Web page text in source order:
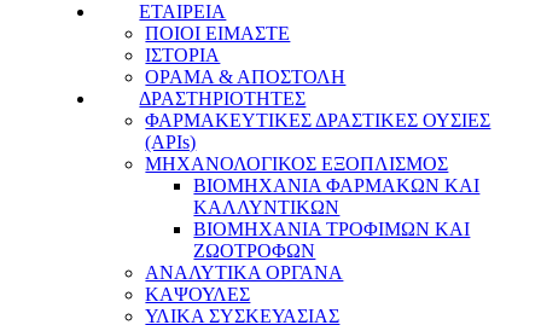
ΕΤΑΙΡΕΙΑ
ΠΟΙΟΙ ΕΙΜΑΣΤΕ
ΙΣΤΟΡΙΑ
ΟΡΑΜΑ & ΑΠΟΣΤΟΛΗ
ΔΡΑΣΤΗΡΙΟΤΗΤΕΣ
ΦΑΡΜΑΚΕΥΤΙΚΕΣ ΔΡΑΣΤΙΚΕΣ ΟΥΣΙΕΣ
(APIs)
ΜΗΧΑΝΟΛΟΓΙΚΟΣ ΕΞΟΠΛΙΣΜΟΣ
ΒΙΟΜΗΧΑΝΙΑ ΦΑΡΜΑΚΩΝ ΚΑΙ
ΚΑΛΛΥΝΤΙΚΩΝ
ΒΙΟΜΗΧΑΝΙΑ ΤΡΟΦΙΜΩΝ ΚΑΙ
ΖΩΟΤΡΟΦΩΝ
ΑΝΑΛΥΤΙΚΑ ΟΡΓΑΝΑ
ΚΑΨΟΥΛΕΣ
ΥΛΙΚΑ ΣΥΣΚΕΥΑΣΙΑΣ